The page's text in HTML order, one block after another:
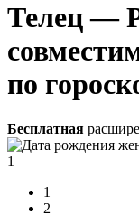
Телец —
по
Бесплатная
1
1
2